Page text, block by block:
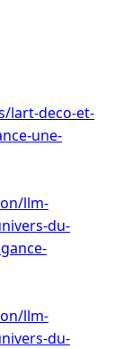
lart-deco-et-
une-
llm-
du-
llm-
du-